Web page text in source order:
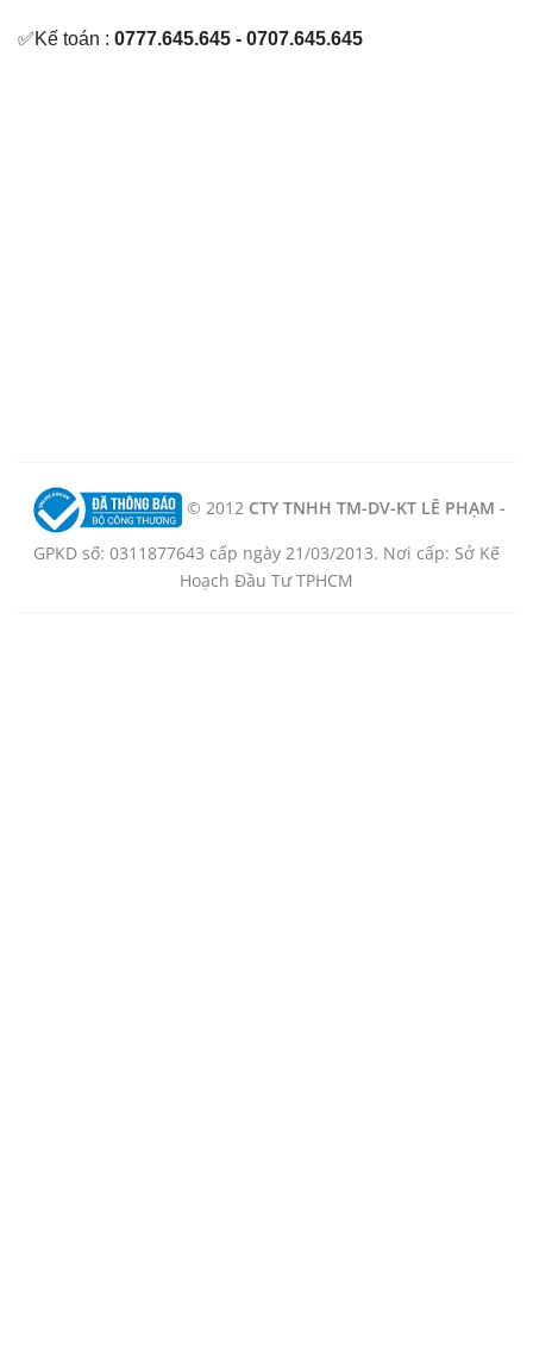
✅Kế toán : 0777.645.645 - 0707.645.645
© 2012 CTY TNHH TM-DV-KT LÊ PHẠM -
GPKD số: 0311877643 cấp ngày 21/03/2013. Nơi cấp: Sở Kế
Hoạch Đầu Tư TPHCM